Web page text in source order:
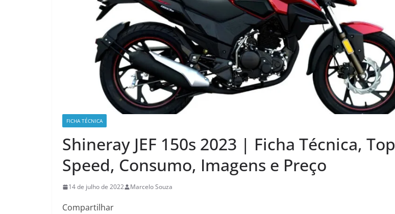
FICHA TÉCNICA
Shineray JEF 150s 2023 | Ficha Técnica, Top
Speed, Consumo, Imagens e Preço
14 de julho de 2022 Marcelo Souza
Compartilhar